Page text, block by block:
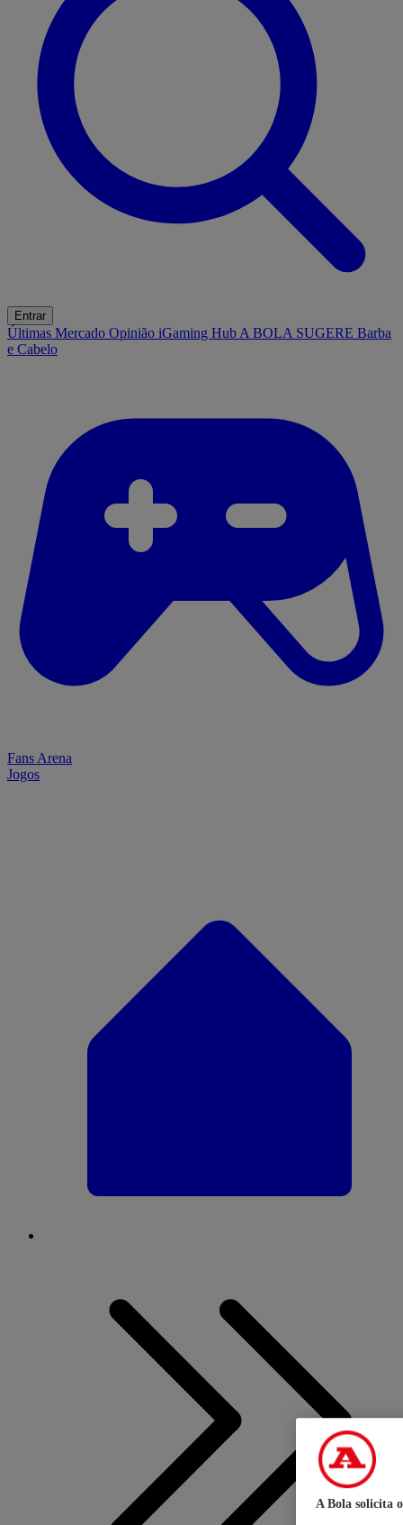
Entrar
Últimas Mercado Opinião iGaming Hub A BOLA SUGERE Barba
e Cabelo
Fans Arena
Jogos
A Bola solicita